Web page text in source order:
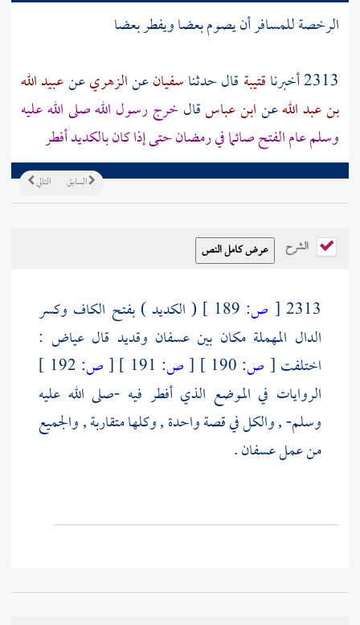
الرخصة للمسافر أن يصوم بعضا ويفطر بعضا
2313 أخبرنا
قتيبة قال حدثناسفيانعنالزهريعنعبيد الله
بن عبد اللهعنابن عباسقال خرج رسول الله صلى الله عليه
وسلم عام الفتح صائما في رمضان حتى إذا كانبالكديدأفطر
التالي السابق
الشرح
2313
[ ص: ( الكديد) بفتح الكاف وكسر
الدال المهملة مكان بين عسفان وقديد قالعياض :
اختلفت [ ص: [ص: [ص:
الروايات في الموضع الذي أفطر فيه -صلى الله عليه
وسلم- , والكل في قصة واحدة , وكلها متقاربة , والجميع
من عملعسفان.